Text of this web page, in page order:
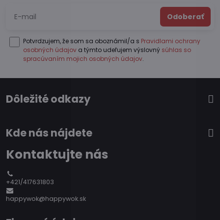
Odoberať
Potvrdzujem, že som sa oboznámil/a s Pravidlami ochrany
osobných údajov a týmto udeľujem výslovný súhlas so
spracúvaním mojich osobných údajov.
Dôležité odkazy
Kde nás nájdete
Kontaktujte nás
+421/417631803
happywok@happywok.sk